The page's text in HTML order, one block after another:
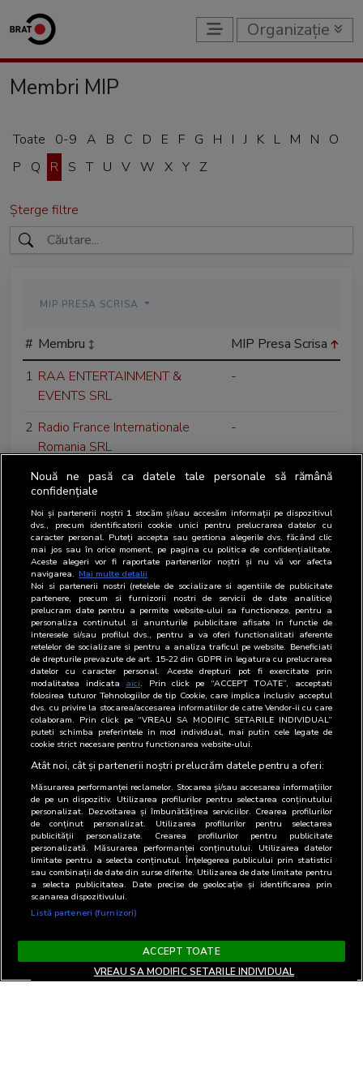
Organizație
Membri MIP
Toate 0-9 A B C D E F G H I J K L M N
O
P
Q R S T U V W X Y Z
Șterge filtre
MIP PRESA SCRISA
# Membru
MIP Presa Scrisa
1 RAA ENTERTAINMENT &
EVENTS SRL
-
2 Radio France Internationale
Romania SRL
-
3 Radio Guerrilla SRL
-
4 Radulescu Consulting SRL
-
5 Realitatea Media SRL
-
6 RTV Properties Management
SRL
7 Ringier Romania SRL Editor
Nouă ne pasă ca datele tale personale să rămână
confidențiale
Noi și partenerii noștri 1 stocăm și/sau accesăm informații pe dispozitivul
dvs., precum identificatorii cookie unici pentru prelucrarea datelor cu
caracter personal. Puteți accepta sau gestiona alegerile dvs. făcând clic
mai jos sau în orice moment, pe pagina cu politica de confidențialitate.
Aceste alegeri vor fi raportate partenerilor noștri și nu vă vor afecta
navigarea. Mai multe detalii
Noi si partenerii nostri (retelele de socializare si agentiile de publicitate
partenere, precum si furnizorii nostri de servicii de date analitice)
prelucram date pentru a permite website-ului sa functioneze, pentru a
personaliza continutul si anunturile publicitare afisate in functie de
interesele si/sau profilul dvs., pentru a va oferi functionalitati aferente
retelelor de socializare si pentru a analiza traficul pe website. Beneficiati
de drepturile prevazute de art. 15-22 din GDPR in legatura cu prelucrarea
datelor cu caracter personal. Aceste drepturi pot fi exercitate prin
modalitatea indicata aici. Prin click pe “ACCEPT TOATE”, acceptati
folosirea tuturor Tehnologiilor de tip Cookie, care implica inclusiv acceptul
dvs. cu privire la stocarea/accesarea informatiilor de catre Vendor-ii cu care
colaboram. Prin click pe “VREAU SA MODIFIC SETARILE INDIVIDUAL”
puteti schimba preferintele in mod individual, mai putin cele legate de
cookie strict necesare pentru functionarea website-ului.
Atât noi, cât și partenerii noștri prelucrăm datele pentru a oferi:
Măsurarea performanței reclamelor. Stocarea și/sau accesarea informațiilor
de pe un dispozitiv. Utilizarea profilurilor pentru selectarea conținutului
personalizat. Dezvoltarea și îmbunătățirea serviciilor. Crearea profilurilor
de conținut personalizat. Utilizarea profilurilor pentru selectarea
publicității personalizate. Crearea profilurilor pentru publicitate
personalizată. Măsurarea performanței conținutului. Utilizarea datelor
limitate pentru a selecta conținutul. Înțelegerea publicului prin statistici
sau combinații de date din surse diferite. Utilizarea de date limitate pentru
a selecta publicitatea. Date precise de geolocație și identificarea prin
scanarea dispozitivului.
Listă parteneri (furnizori)
ACCEPT TOATE
VREAU SA MODIFIC SETARILE INDIVIDUAL